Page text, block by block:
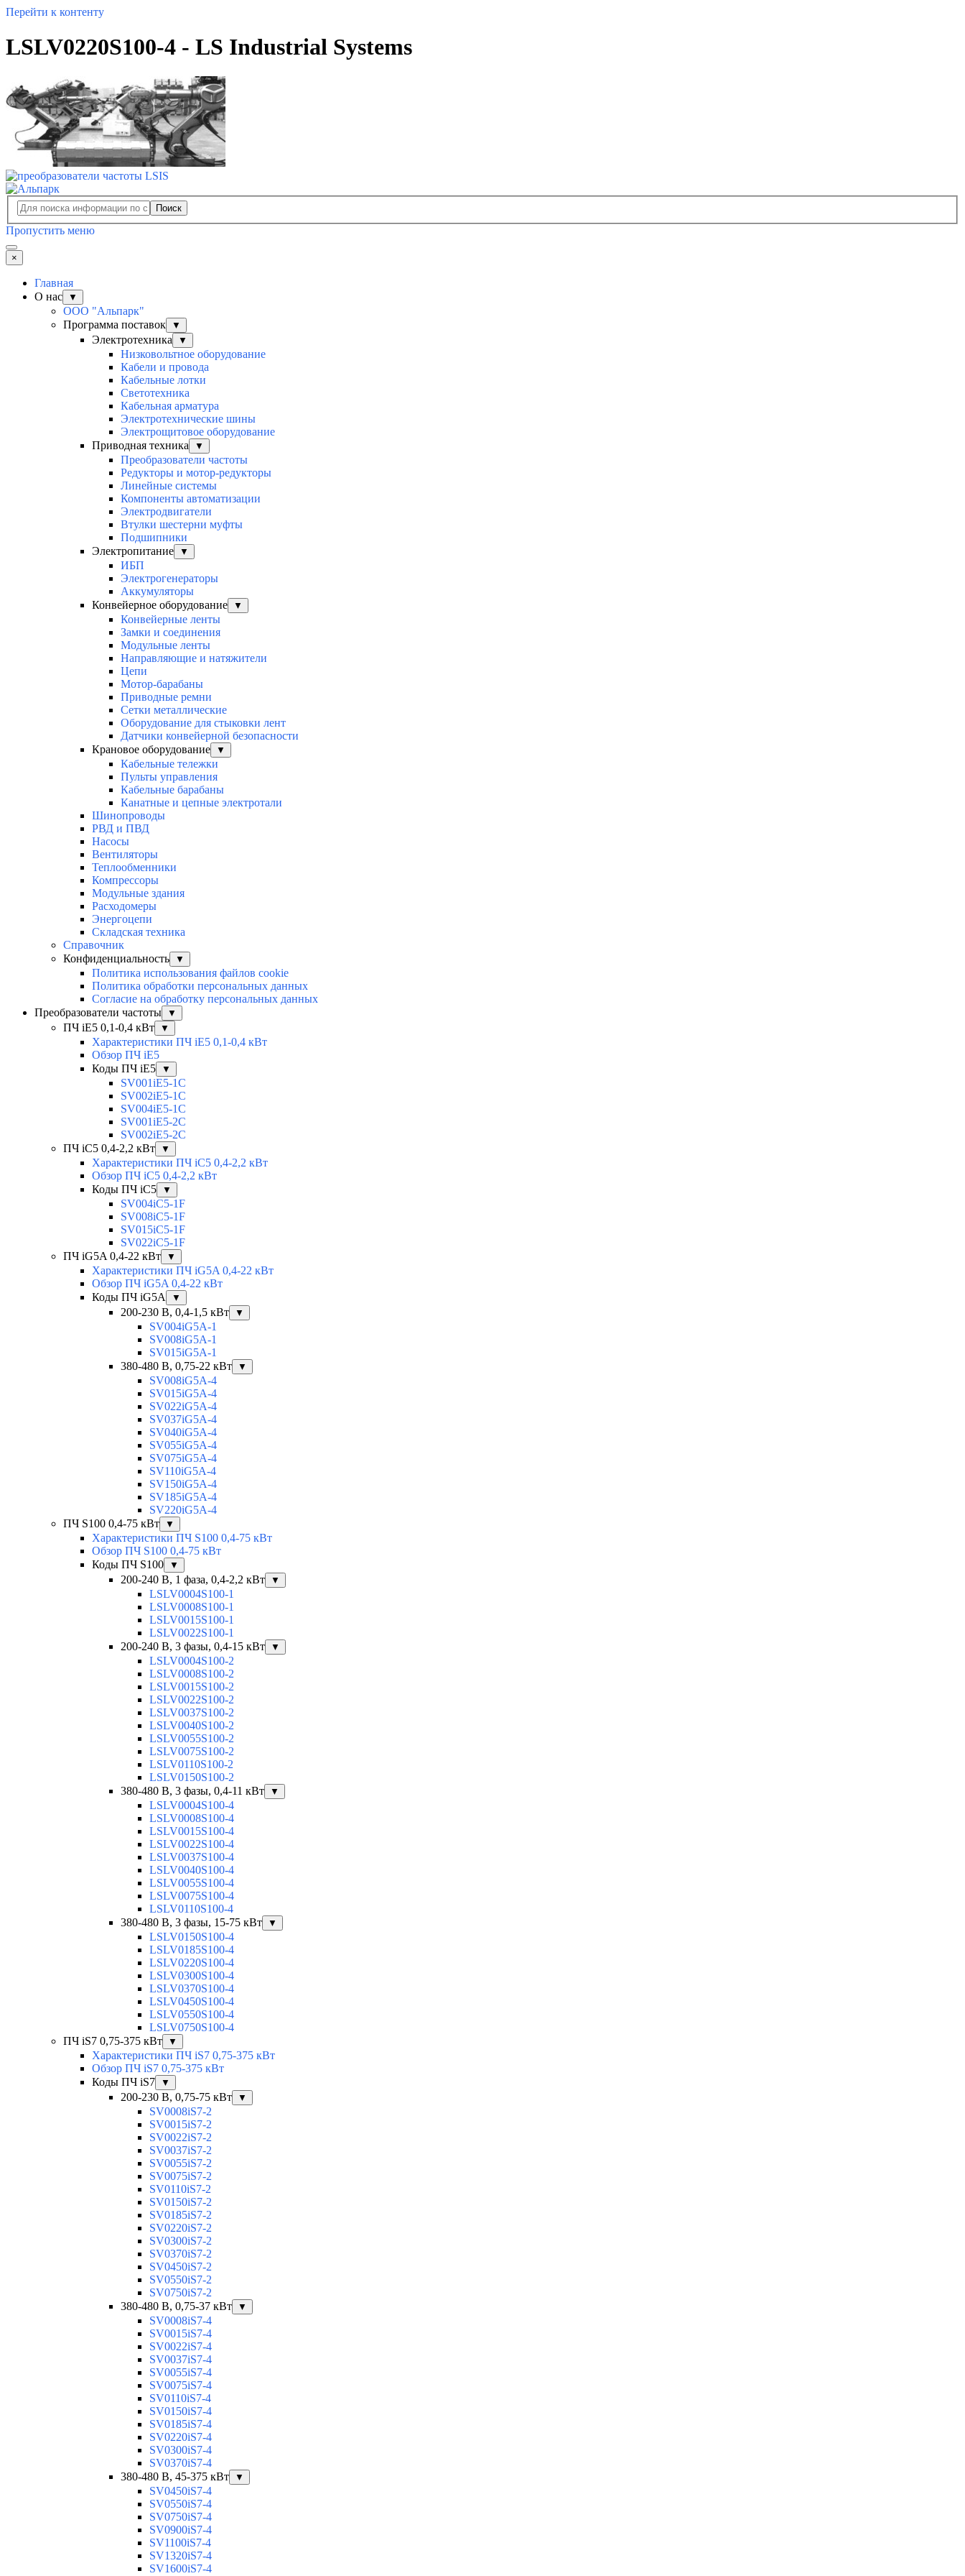
Перейти к контенту
LSLV0220S100-4 - LS Industrial Systems
Поиск
Пропустить меню
×
Главная
О нас
▼
ООО "Альпарк"
Программа поставок
▼
Электротехника ▼
Низковольтное оборудование
Кабели и провода
Кабельные лотки
Светотехника
Кабельная арматура
Электротехнические шины
Электрощитовое оборудование
Приводная техника
▼
Преобразователи частоты
Редукторы и мотор-редукторы
Линейные системы
Компоненты автоматизации
Электродвигатели
Втулки шестерни муфты
Подшипники
Электропитание
▼
ИБП
Электрогенераторы
Аккумуляторы
Конвейерное оборудование
▼
Конвейерные ленты
Замки и соединения
Модульные ленты
Направляющие и натяжители
Цепи
Мотор-барабаны
Приводные ремни
Сетки металлические
Оборудование для стыковки лент
Датчики конвейерной безопасности
Крановое оборудование
▼
Кабельные тележки
Пульты управления
Кабельные барабаны
Канатные и цепные электротали
Шинопроводы
РВД и ПВД
Насосы
Вентиляторы
Теплообменники
Компрессоры
Модульные здания
Расходомеры
Энергоцепи
Складская техника
Справочник
Конфиденциальность
▼
Политика использования файлов cookie
Политика обработки персональных данных
Согласие на обработку персональных данных
Преобразователи частоты
▼
ПЧ iE5 0,1-0,4 кВт ▼
Характеристики ПЧ iE5 0,1-0,4 кВт
Обзор ПЧ iE5
Коды ПЧ iE5
▼
SV001iE5-1C
SV002iE5-1C
SV004iE5-1C
SV001iE5-2C
SV002iE5-2C
ПЧ iC5 0,4-2,2 кВт
▼
Характеристики ПЧ iC5 0,4-2,2 кВт
Обзор ПЧ iC5 0,4-2,2 кВт
Коды ПЧ iC5
▼
SV004iC5-1F
SV008iC5-1F
SV015iC5-1F
SV022iC5-1F
ПЧ iG5A 0,4-22 кВт
▼
Характеристики ПЧ iG5A 0,4-22 кВт
Обзор ПЧ iG5A 0,4-22 кВт
Коды ПЧ iG5A
▼
200-230 В, 0,4-1,5 кВт ▼
SV004iG5A-1
SV008iG5A-1
SV015iG5A-1
380-480 В, 0,75-22 кВт
▼
SV008iG5A-4
SV015iG5A-4
SV022iG5A-4
SV037iG5A-4
SV040iG5A-4
SV055iG5A-4
SV075iG5A-4
SV110iG5A-4
SV150iG5A-4
SV185iG5A-4
SV220iG5A-4
ПЧ S100 0,4-75 кВт
▼
Характеристики ПЧ S100 0,4-75 кВт
Обзор ПЧ S100 0,4-75 кВт
Коды ПЧ S100
▼
200-240 В, 1 фаза, 0,4-2,2 кВт ▼
LSLV0004S100-1
LSLV0008S100-1
LSLV0015S100-1
LSLV0022S100-1
200-240 В, 3 фазы, 0,4-15 кВт
▼
LSLV0004S100-2
LSLV0008S100-2
LSLV0015S100-2
LSLV0022S100-2
LSLV0037S100-2
LSLV0040S100-2
LSLV0055S100-2
LSLV0075S100-2
LSLV0110S100-2
LSLV0150S100-2
380-480 В, 3 фазы, 0,4-11 кВт
▼
LSLV0004S100-4
LSLV0008S100-4
LSLV0015S100-4
LSLV0022S100-4
LSLV0037S100-4
LSLV0040S100-4
LSLV0055S100-4
LSLV0075S100-4
LSLV0110S100-4
380-480 В, 3 фазы, 15-75 кВт
▼
LSLV0150S100-4
LSLV0185S100-4
LSLV0220S100-4
LSLV0300S100-4
LSLV0370S100-4
LSLV0450S100-4
LSLV0550S100-4
LSLV0750S100-4
ПЧ iS7 0,75-375 кВт
▼
Характеристики ПЧ iS7 0,75-375 кВт
Обзор ПЧ iS7 0,75-375 кВт
Коды ПЧ iS7
▼
200-230 В, 0,75-75 кВт ▼
SV0008iS7-2
SV0015iS7-2
SV0022iS7-2
SV0037iS7-2
SV0055iS7-2
SV0075iS7-2
SV0110iS7-2
SV0150iS7-2
SV0185iS7-2
SV0220iS7-2
SV0300iS7-2
SV0370iS7-2
SV0450iS7-2
SV0550iS7-2
SV0750iS7-2
380-480 В, 0,75-37 кВт
▼
SV0008iS7-4
SV0015iS7-4
SV0022iS7-4
SV0037iS7-4
SV0055iS7-4
SV0075iS7-4
SV0110iS7-4
SV0150iS7-4
SV0185iS7-4
SV0220iS7-4
SV0300iS7-4
SV0370iS7-4
380-480 В, 45-375 кВт
▼
SV0450iS7-4
SV0550iS7-4
SV0750iS7-4
SV0900iS7-4
SV1100iS7-4
SV1320iS7-4
SV1600iS7-4